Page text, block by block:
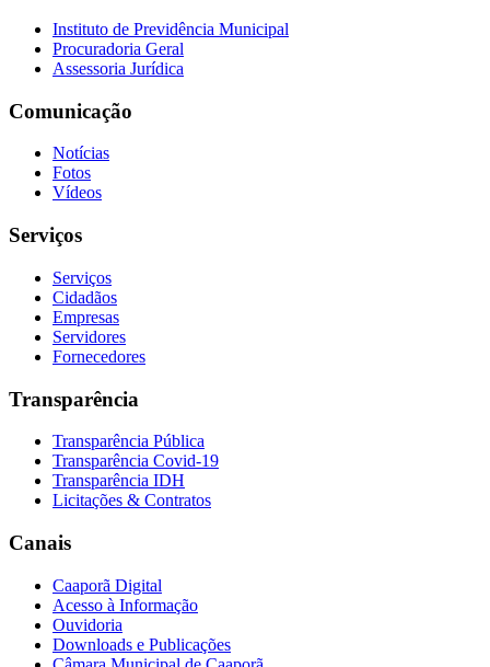
Instituto de Previdência Municipal
Procuradoria Geral
Assessoria Jurídica
Comunicação
Notícias
Fotos
Vídeos
Serviços
Serviços
Cidadãos
Empresas
Servidores
Fornecedores
Transparência
Transparência Pública
Transparência Covid-19
Transparência IDH
Licitações & Contratos
Canais
Caaporã Digital
Acesso à Informação
Ouvidoria
Downloads e Publicações